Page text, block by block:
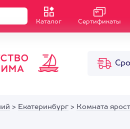
Каталог Сертификаты
> Екатеринбург > Комната